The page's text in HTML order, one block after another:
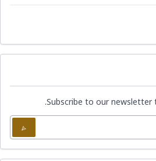
Subscribe to our